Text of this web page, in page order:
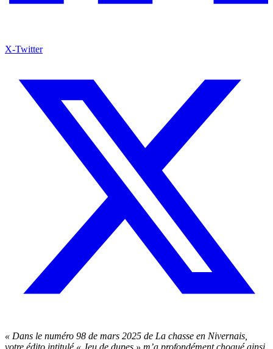
X-Twitter
« Dans le numéro 98 de mars 2025 de La chasse en Nivernais,
votre édito intitulé « Jeu de dupes » m’a profondément choqué ainsi